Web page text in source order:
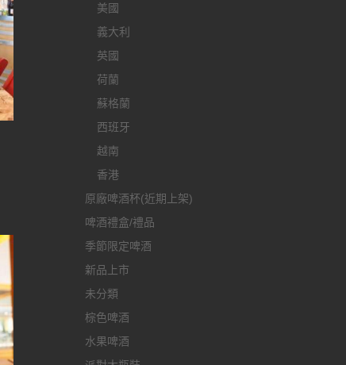
美國
義大利
英國
荷蘭
蘇格蘭
西班牙
越南
香港
原廠啤酒杯(近期上架)
啤酒禮盒/禮品
季節限定啤酒
新品上市
未分類
棕色啤酒
水果啤酒